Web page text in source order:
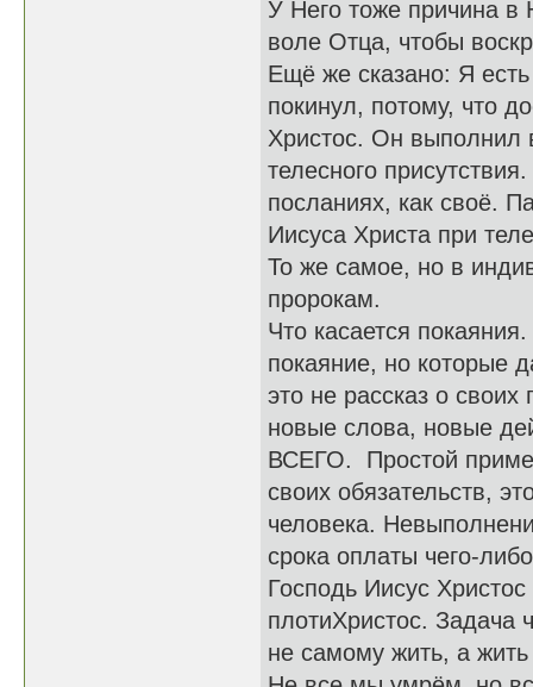
У Него тоже причина
воле Отца, чтобы
Ещё же сказано: Я
покинул, потому, что
Христос. Он выполнил
телесного
посланиях, как своё.
Иисуса Христа при
То же самое, но в
пророкам.
Что касается
покаяние, но которые
это не рассказ о
новые слова, новые
ВСЕГО. Простой
своих обязательств,
человека.
срока оплаты чего-
Господь Иисус
плотиХристос. Задача
не самому жить, а